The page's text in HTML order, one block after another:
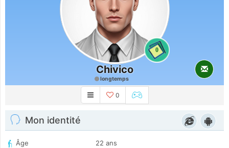
0
Chivico
longtemps
0
Mon identité
Âge
22 ans